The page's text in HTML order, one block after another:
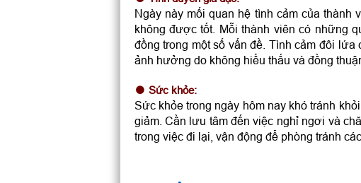
Ngày này mối quan hệ tình cảm của
không được tốt. Mỗi thành viên có những
đồng trong một số vấn đề. Tình cảm đôi
ảnh hưởng do không hiểu thấu và đồng
Sức khỏe:
Sức khỏe trong ngày hôm nay khó tránh
giảm. Cần lưu tâm đến việc nghỉ ngơi và
trong việc đi lại, vận động để phòng tránh